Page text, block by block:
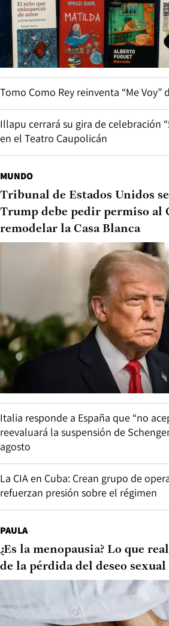
Tomo Como Rey reinventa “Me Voy”
Illapu cerrará su gira de celebración
en el Teatro Caupolicán
MUNDO
Tribunal de Estados Unidos
Trump debe pedir permiso al
remodelar la Casa Blanca
Italia responde a España que “no
reevaluará la suspensión de
agosto
La CIA en Cuba: Crean grupo de
refuerzan presión sobre el régimen
PAULA
¿Es la menopausia? Lo que
de la pérdida del deseo sexual